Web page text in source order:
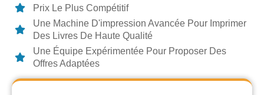
Prix Le Plus Compétitif
Une Machine D'impression Avancée Pour Imprimer
Des Livres De Haute Qualité
Une Équipe Expérimentée Pour Proposer Des
Offres Adaptées